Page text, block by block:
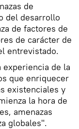
de
del desarrollo
de factores de
de carácter de
entrevistado.
experiencia de la
que enriquecer
existenciales y
la hora de
amenazas
globales".